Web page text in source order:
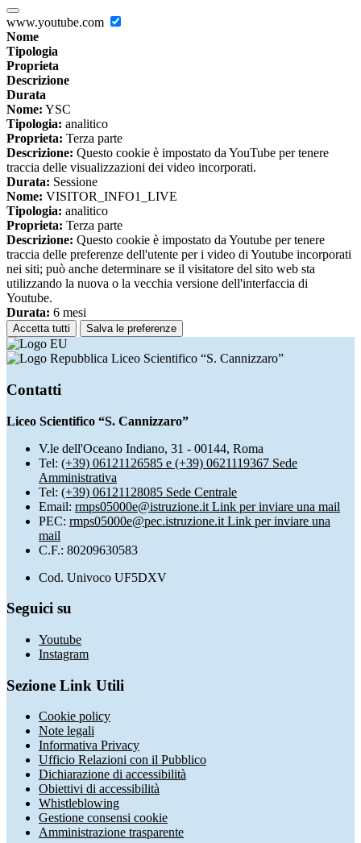
www.youtube.com
Nome
Tipologia
Proprieta
Descrizione
Durata
Nome: YSC
Tipologia: analitico
Proprieta: Terza parte
Descrizione: Questo cookie è impostato da YouTube per tenere
traccia delle visualizzazioni dei video incorporati.
Durata: Sessione
Nome: VISITOR_INFO1_LIVE
Tipologia: analitico
Proprieta: Terza parte
Descrizione: Questo cookie è impostato da Youtube per tenere
traccia delle preferenze dell'utente per i video di Youtube incorporati
nei siti; può anche determinare se il visitatore del sito web sta
utilizzando la nuova o la vecchia versione dell'interfaccia di
Youtube.
Durata: 6 mesi
Accetta tutti Salva le preferenze
Liceo Scientifico “S. Cannizzaro”
Contatti
Liceo Scientifico “S. Cannizzaro”
V.le dell'Oceano Indiano, 31 - 00144, Roma
Tel: (+39) 06121126585 e (+39) 0621119367 Sede
Amministrativa
Tel: (+39) 06121128085 Sede Centrale
Email: rmps05000e@istruzione.it Link per inviare una mail
PEC: rmps05000e@pec.istruzione.it Link per inviare una
mail
C.F.: 80209630583
Cod. Univoco UF5DXV
Seguici su
Youtube
Instagram
Sezione Link Utili
Cookie policy
Note legali
Informativa Privacy
Ufficio Relazioni con il Pubblico
Dichiarazione di accessibilità
Obiettivi di accessibilità
Whistleblowing
Gestione consensi cookie
Amministrazione trasparente